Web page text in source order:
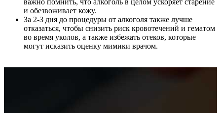
важно помнить, что алкоголь в целом ускоряет старение
и обезвоживает кожу.
За 2-3 дня до процедуры от алкоголя также лучше
отказаться, чтобы снизить риск кровотечений и гематом
во время уколов, а также избежать отеков, которые
могут исказить оценку мимики врачом.